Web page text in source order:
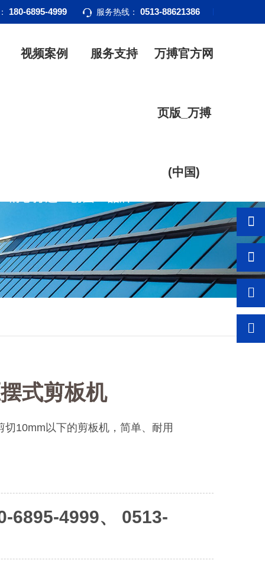
服务热线： 0513-88621386
180-6895-4999
视频案例 服务支持 万搏官方网
页版_万搏
(中国)
式剪板机
10mm以下的剪板机，简单、耐用
6895-4999、 0513-